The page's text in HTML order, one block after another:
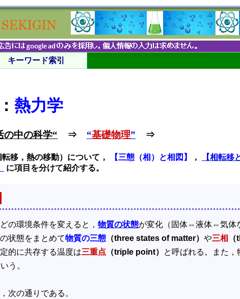
キーワード索引
熱力学
の中の科学“ ⇒ “基礎物理” ⇒
移，熱の移動）について， 【三態（相）と相図】 ， 【相転移
に項目を分けて紹介する。
の環境条件を変えると， 物質の状態が変化（固体⇔液体⇔気体
状態をまとめて物質の三態 （three states of matter） や三相
的に共存する温度は三重点 （triple point） と呼ばれる。また
う。
次の通りである。